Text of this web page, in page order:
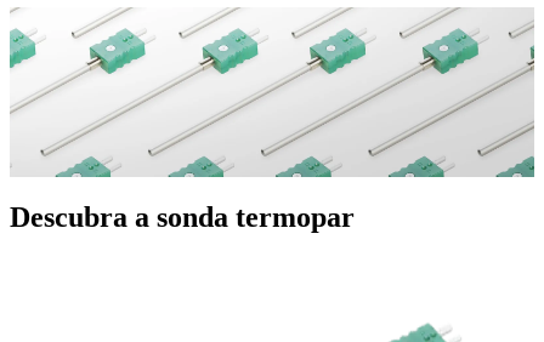
Descubra a sonda termopar